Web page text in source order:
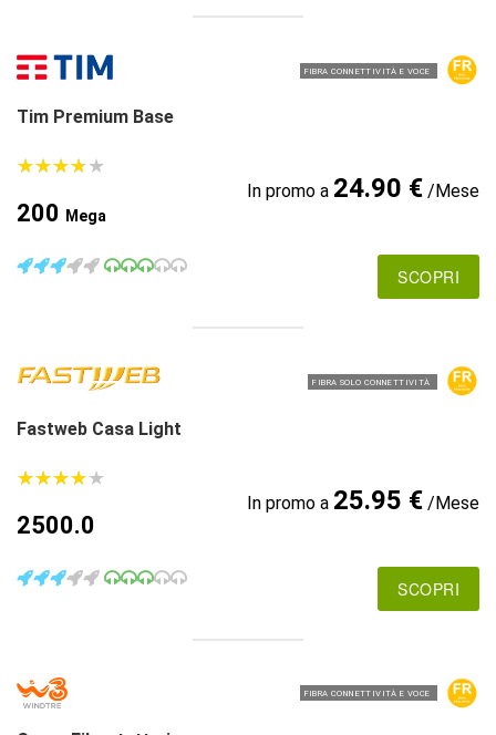
FIBRA CONNETTIVITÀ E VOCE
Tim Premium Base
★★★★★
★★★★★
200 Mega
In promo a 24.90 €/Mese
SCOPRI
FIBRA SOLO CONNETTIVITÀ
Fastweb Casa Light
★★★★★
★★★★★
2500.0
In promo a 25.95 €/Mese
SCOPRI
FIBRA CONNETTIVITÀ E VOCE